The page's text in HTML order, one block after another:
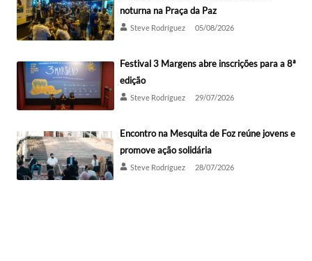
noturna na Praça da Paz
Steve Rodríguez 05/08/2026
Festival 3 Margens abre inscrições para a 8ª
edição
Steve Rodríguez 29/07/2026
Encontro na Mesquita de Foz reúne jovens e
promove ação solidária
Steve Rodríguez 28/07/2026